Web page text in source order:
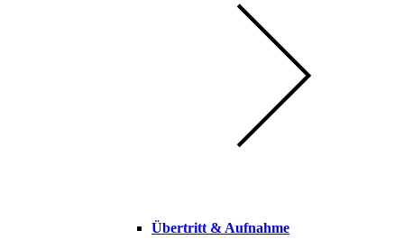
Übertritt & Aufnahme